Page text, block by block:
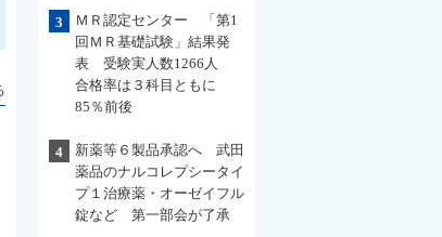
3
ＭＲ認定センター 「第1
回ＭＲ基礎試験」結果発
表 受験実人数1266人
合格率は３科目ともに
85％前後
4
新薬等６製品承認へ 武田
薬品のナルコレプシータイ
プ１治療薬・オーゼイフル
錠など 第一部会が了承